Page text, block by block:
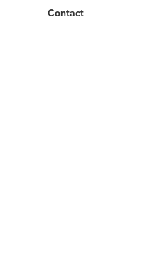
Contact